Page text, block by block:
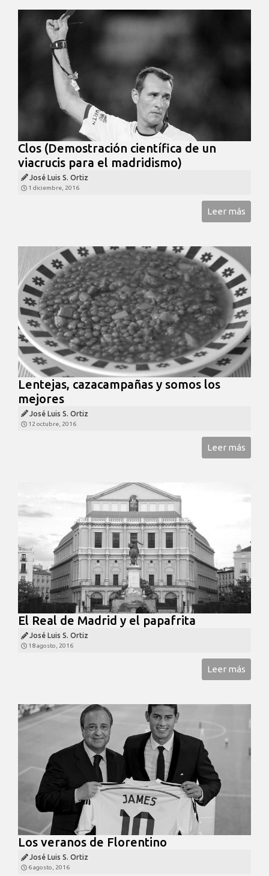
Clos (Demostración científica de un
viacrucis para el madridismo)
José Luis S. Ortiz
1 diciembre, 2016
Leer más
Lentejas, cazacampañas y somos los
mejores
José Luis S. Ortiz
12 octubre, 2016
Leer más
El Real de Madrid y el papafrita
José Luis S. Ortiz
18 agosto, 2016
Leer más
Los veranos de Florentino
José Luis S. Ortiz
6 agosto, 2016